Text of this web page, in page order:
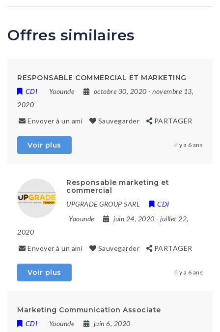
Offres similaires
RESPONSABLE COMMERCIAL ET MARKETING
CDI Yaounde octobre 30, 2020 - novembre 13,
2020
Envoyer à un ami
Sauvegarder PARTAGER
Voir plus il y a 6 ans
Responsable marketing et
commercial
UPGRADE GROUP SARL
CDI
Yaounde
juin 24, 2020 - juillet 22,
2020
Envoyer à un ami
Sauvegarder PARTAGER
Voir plus il y a 6 ans
Marketing Communication Associate
CDI Yaounde juin 6, 2020